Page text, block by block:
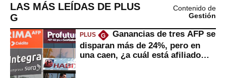
LAS MÁS LEÍDAS DE PLUS
G
Contenido de
Gestión
PLUS G
Ganancias de tres AFP se
disparan más de 24%, pero en
una caen, ¿a cuál está afiliado